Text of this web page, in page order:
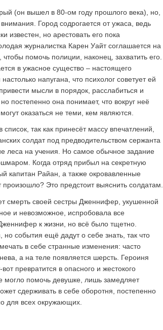
(он вышел в 80-ом году прошлого века), но,
Город содрогается от ужаса, ведь
известен, но арестовать его пока
журналистка Карен Уайт соглашается на
помочь полиции, наконец, захватить его.
в ужасное существо – настоящего
напугана, что психолог советует ей
мысли в порядок, расслабиться и
постепенно она понимает, что вокруг неё
оказаться не теми, кем являются.
так как принесёт массу впечатлений,
солдат под предводительством сержанта
леса на учения. Но самое обычное задание
Когда отряд прибыл на секретную
капитан Райан, а также окровавленные
произошло? Это предстоит выяснить солдатам.
смерть своей сестры Дженнифер, укушенной
и невозможное, испробовала все
к жизни, но всё было тщетно.
но события ещё дадут о себе знать, так что
в себе странные изменения: часто
а на теле появляется шерсть. Героиня
превратится в опасного и жестокого
могло помочь девушке, лишь замедляет
сдерживать в себе оборотня, постепенно
для всех окружающих.